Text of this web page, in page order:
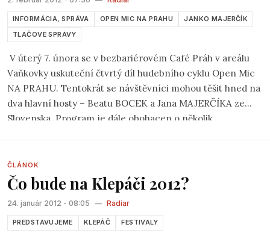
obvykle známi, hoci sám hrám viacero folkových pesničiek,
o ktorých netuším kto ich napísal.
INFORMÁCIA, SPRÁVA OPEN MIC NA PRAHU
JANKO MAJERČÍK
TLAČOVÉ SPRÁVY
V úterý 7. února se v bezbariérovém Café Práh v areálu
Vaňkovky uskuteční čtvrtý díl hudebního cyklu Open Mic
NA PRAHU. Tentokrát se návštěvníci mohou těšit hned na
dva hlavní hosty – Beatu BOCEK a Jana MAJERČÍKA ze
Slovenska. Program je dále obohacen o několik
interpretů je důkazem toho, že platforma typu Open Micu
v Brně chyběla, “ uvažuje jeden z organizátorů Ondřej
Machát. „Atmosféra lednového večera naprosto pohltila
všechny přítomné. A aby ne! Skvělé výkony, Joel Bros tančící
mezi diváky, v pravé ruce mikrofon, v levé sklenici červeného
ČLÁNOK
Čo bude na Klepáči 2012?
24. január 2012 - 08:05 — Radiar
PREDSTAVUJEME KLEPÁČ FESTIVALY